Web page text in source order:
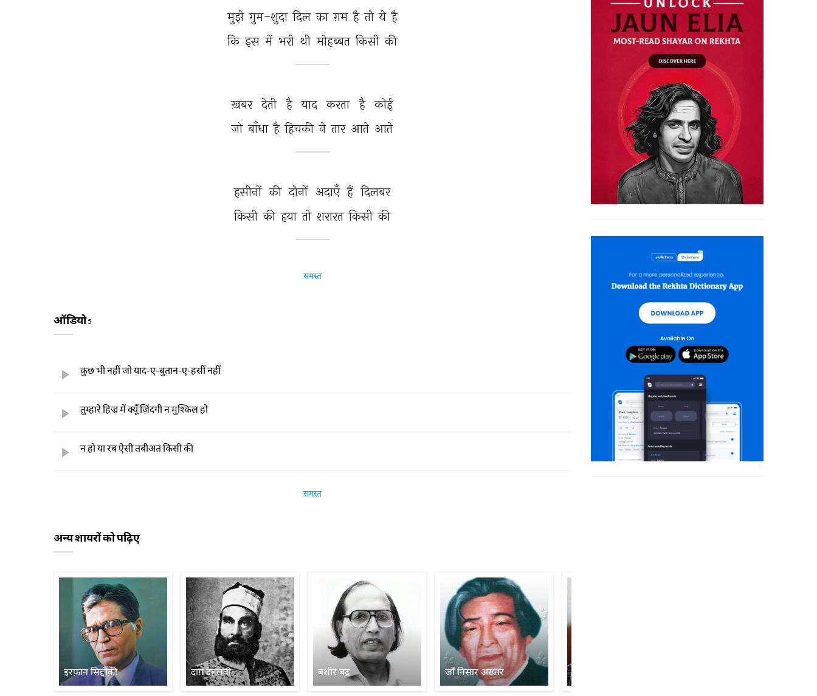
मुझे गुम-शुदा दिल का ग़म है तो ये है
कि इस में भरी थी मोहब्बत किसी की
ख़बर देती है याद करता है कोई
जो बाँधा है हिचकी ने तार आते आते
हसीनों की दोनों अदाएँ हैं दिलबर
किसी की हया तो शरारत किसी की
समस्त
ऑडियो5
कुछ भी नहीं जो याद-ए-बुतान-ए-हसीं नहीं
तुम्हारे हिज्र में क्यूँ ज़िंदगी न मुश्किल हो
न हो या रब ऐसी तबीअत किसी की
समस्त
अन्य शायरों को पढ़िए
इरफ़ान सिद्दीक़ी दाग़ देहलवी बशीर बद्र जाँ निसार अख़्तर